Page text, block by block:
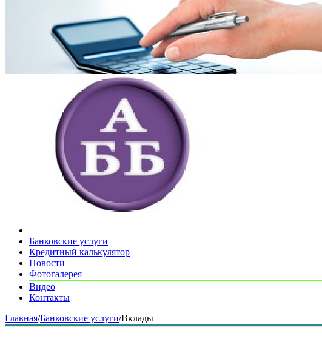
Банковские услуги
Кредитный калькулятор
Новости
Фотогалерея
Видео
Контакты
Главная/Банковские услуги/Вклады